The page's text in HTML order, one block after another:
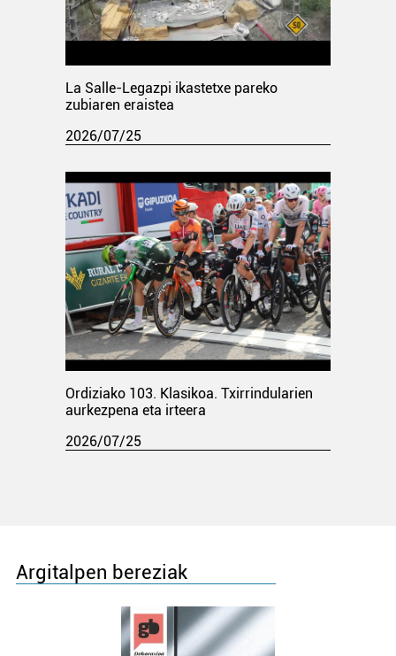
La Salle-Legazpi ikastetxe pareko
zubiaren eraistea
2026/07/25
Ordiziako 103. Klasikoa. Txirrindularien
aurkezpena eta irteera
2026/07/25
Argitalpen bereziak